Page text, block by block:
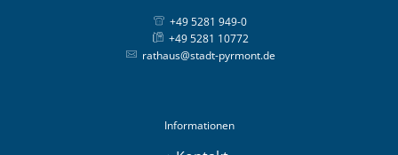
+49 5281 949-0
+49 5281 10772
rathaus@stadt-pyrmont.de
Informationen